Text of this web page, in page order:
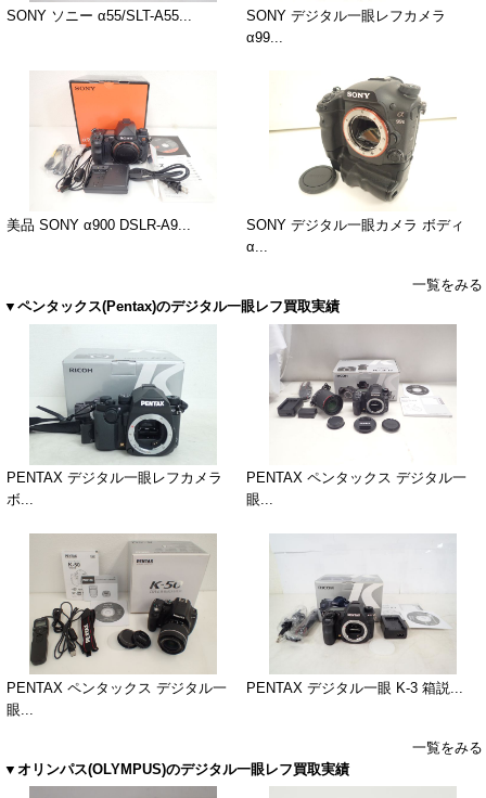
SONY ソニー α55/SLT-A55...
SONY デジタル一眼レフカメラ
α99...
美品 SONY α900 DSLR-A9...
SONY デジタル一眼カメラ ボディ
α...
一覧をみる
▼ペンタックス(Pentax)のデジタル一眼レフ買取実績
PENTAX デジタル一眼レフカメラ
ボ...
PENTAX ペンタックス デジタル一
眼...
PENTAX ペンタックス デジタル一
眼...
PENTAX デジタル一眼 K-3 箱説...
一覧をみる
▼オリンパス(OLYMPUS)のデジタル一眼レフ買取実績